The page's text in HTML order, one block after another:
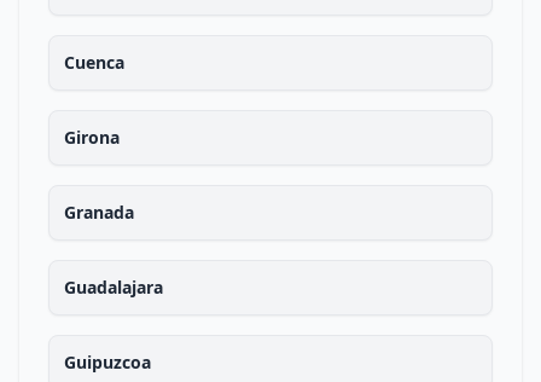
Cuenca
Girona
Granada
Guadalajara
Guipuzcoa